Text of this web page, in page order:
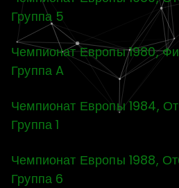
Группа 5
Чемпионат Европы 1980,
Группа A
Чемпионат Европы 1984,
Группа 1
Чемпионат Европы 1988,
Группа 6